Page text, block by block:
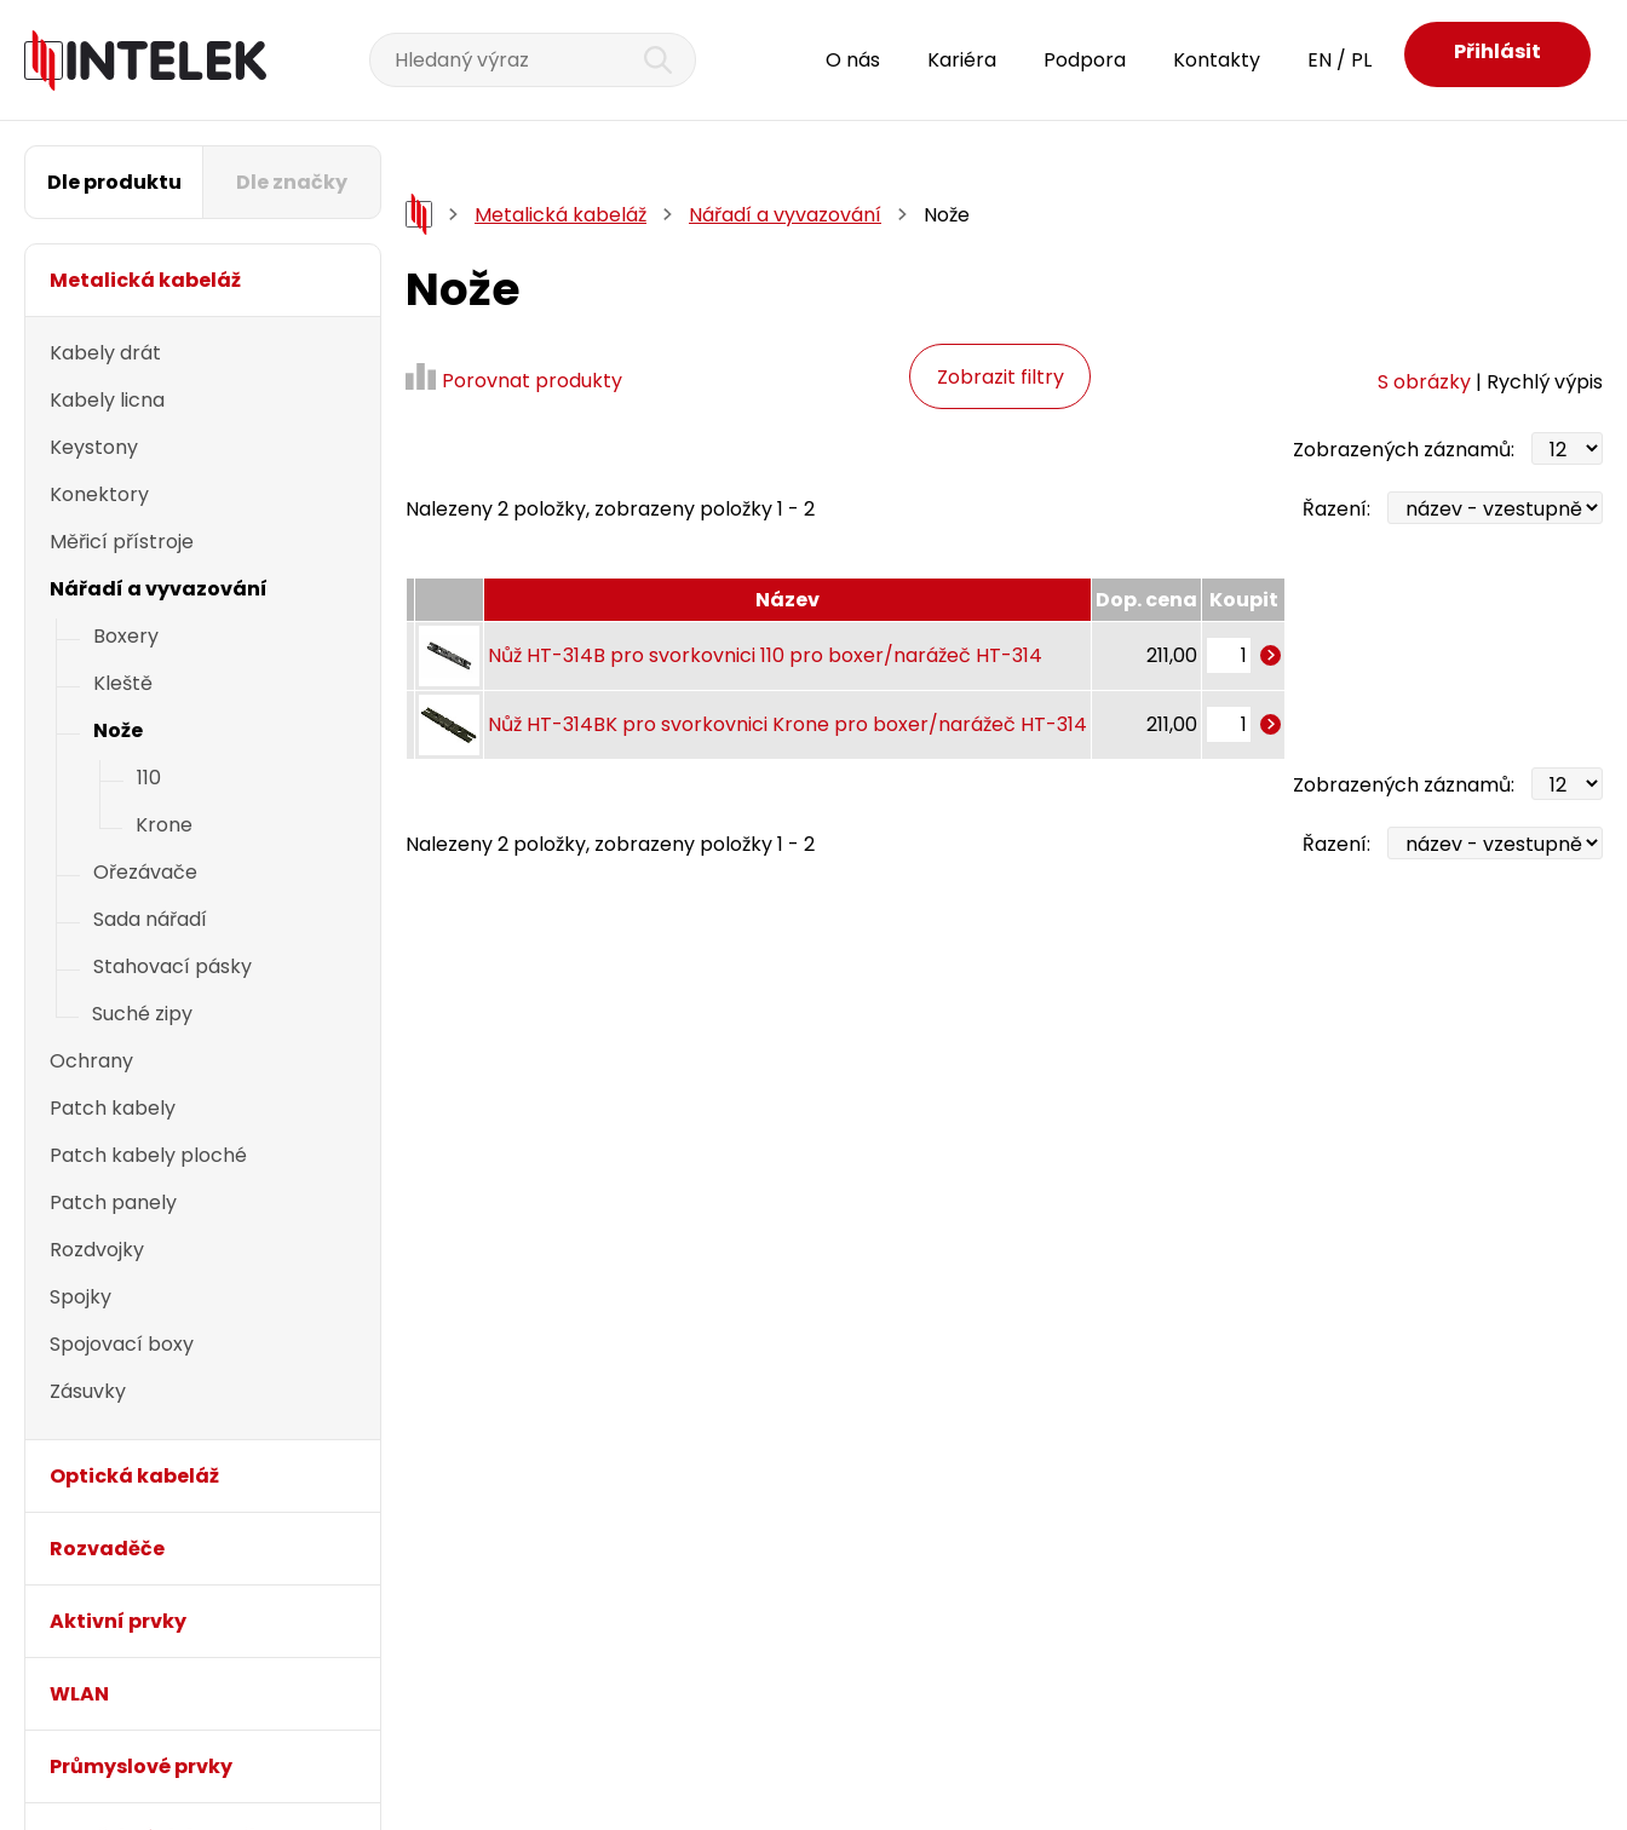
O nás Kariéra Podpora Kontakty EN / PL Přihlásit
Dle produktu Dle značky
Metalická kabeláž
Kabely drát
Kabely licna
Keystony
Konektory
Měřicí přístroje
Nářadí a vyvazování
Boxery
Kleště
Nože
110
Krone
Ořezávače
Sada nářadí
Stahovací pásky
Suché zipy
Ochrany
Patch kabely
Patch kabely ploché
Patch panely
Rozdvojky
Spojky
Spojovací boxy
Zásuvky
Optická kabeláž
Rozvaděče
Aktivní prvky
WLAN
Průmyslové prvky
Metalická kabeláž Nářadí a vyvazování Nože
Nože
Porovnat produkty Zobrazit filtry S obrázky | Rychlý výpis
Zobrazených záznamů:
Nalezeny 2 položky, zobrazeny položky 1 - 2 Řazení:
Název Dop. cena Koupit
Nůž HT-314B pro svorkovnici 110 pro boxer/narážeč HT-314
211,00
Nůž HT-314BK pro svorkovnici Krone pro boxer/narážeč HT-314 211,00
Zobrazených záznamů:
Nalezeny 2 položky, zobrazeny položky 1 - 2 Řazení: